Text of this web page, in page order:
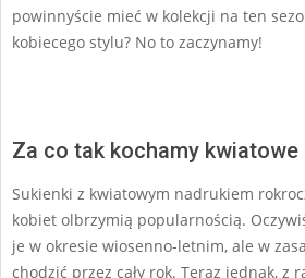
powinnyście mieć w kolekcji na ten
kobiecego stylu? No to zaczynamy!
Za co tak kochamy kwiatowe
Sukienki z kwiatowym nadrukiem
kobiet olbrzymią popularnością.
je w okresie wiosenno-letnim, ale w
chodzić przez cały rok. Teraz jednak, z